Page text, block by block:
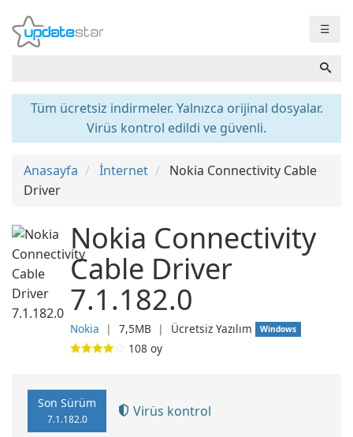
☰
Tüm ücretsiz indirmeler. Yalnızca orijinal dosyalar.
Virüs kontrol edildi ve güvenli.
Anasayfa İnternet
Nokia Connectivity Cable
Driver
Nokia Connectivity
Cable Driver
7.1.182.0
Nokia ❘ 7,5MB ❘ Ücretsiz Yazılım Windows
108 oy
Son Sürüm
7.1.182.0 Virüs kontrol